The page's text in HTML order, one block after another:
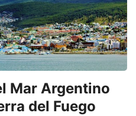
Mar Argentino
del Fuego